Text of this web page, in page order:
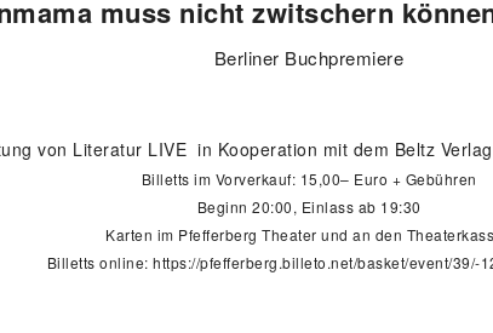
muss nicht zwitschern
Berliner Buchpremiere
von Literatur LIVE in Kooperation mit dem Beltz
Billetts im Vorverkauf: 15,00– Euro + Gebühren
Beginn 20:00, Einlass ab 19:30
Karten im Pfefferberg Theater und an den
Billetts online: https://pfefferberg.billeto.net/basket/event/39/-